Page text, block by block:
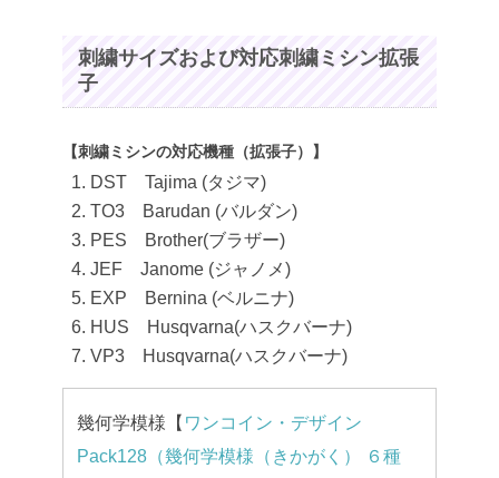
刺繍サイズおよび対応刺繍ミシン拡張
子
【刺繍ミシンの対応機種（拡張子）】
DST Tajima (タジマ)
TO3 Barudan (バルダン)
PES Brother(ブラザー)
JEF Janome (ジャノメ)
EXP Bernina (ベルニナ)
HUS Husqvarna(ハスクバーナ)
VP3 Husqvarna(ハスクバーナ)
幾何学模様【 ワンコイン・デザイン
Pack128（幾何学模様（きかがく） ６種